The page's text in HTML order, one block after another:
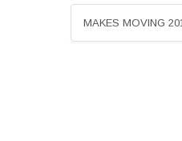
MAKES MOVING